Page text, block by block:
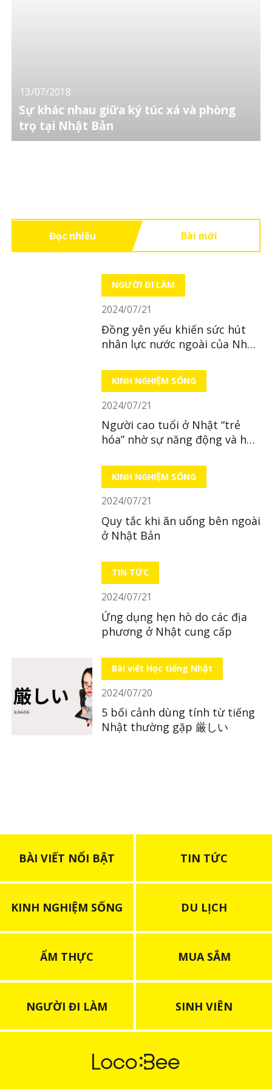
13/07/2018
Sự khác nhau giữa ký túc xá và phòng
trọ tại Nhật Bản
Đọc nhiều Bài mới
NGƯỜI ĐI LÀM
2024/07/21
Đồng yên yếu khiến sức hút
nhân lực nước ngoài của Nhật
KINH NGHIỆM SỐNG
2024/07/21
Người cao tuổi ở Nhật “trẻ
hóa” nhờ sự năng động và hòa
KINH NGHIỆM SỐNG
2024/07/21
Quy tắc khi ăn uống bên ngoài
ở Nhật Bản
TIN TỨC
2024/07/21
Ứng dụng hẹn hò do các địa
phương ở Nhật cung cấp
Bài viết Học tiếng Nhật
2024/07/20
5 bối cảnh dùng tính từ tiếng
Nhật thường gặp 厳しい
BÀI VIẾT NỔI BẬT TIN TỨC
KINH NGHIỆM SỐNG DU LỊCH
ẨM THỰC MUA SẮM
NGƯỜI ĐI LÀM SINH VIÊN